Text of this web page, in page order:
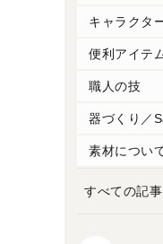
キャラクタ
便利アイテ
職人の技
器づくり／
素材につい
すべての記